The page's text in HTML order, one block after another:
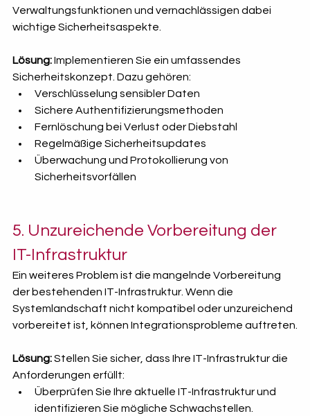
Verwaltungsfunktionen und vernachlässigen dabei
wichtige Sicherheitsaspekte.
Lösung: Implementieren Sie ein umfassendes
Sicherheitskonzept. Dazu gehören:
Verschlüsselung sensibler Daten
Sichere Authentifizierungsmethoden
Fernlöschung bei Verlust oder Diebstahl
Regelmäßige Sicherheitsupdates
Überwachung und Protokollierung von
Sicherheitsvorfällen
5. Unzureichende Vorbereitung der
IT-Infrastruktur
Ein weiteres Problem ist die mangelnde Vorbereitung
der bestehenden IT-Infrastruktur. Wenn die
Systemlandschaft nicht kompatibel oder unzureichend
vorbereitet ist, können Integrationsprobleme auftreten.
Lösung: Stellen Sie sicher, dass Ihre IT-Infrastruktur die
Anforderungen erfüllt:
Überprüfen Sie Ihre aktuelle IT-Infrastruktur und
identifizieren Sie mögliche Schwachstellen.